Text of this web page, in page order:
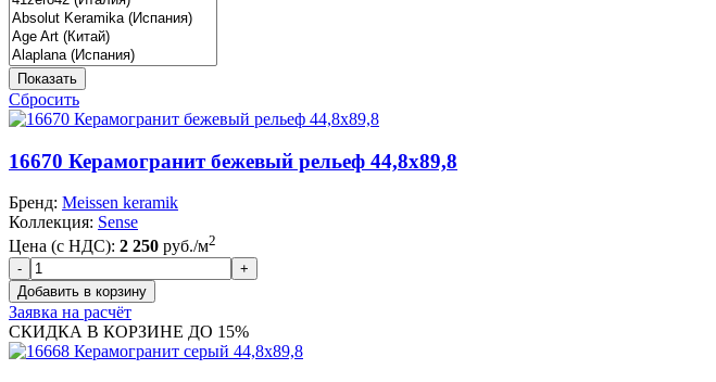
Показать
Сбросить
16670 Керамогранит бежевый рельеф 44,8x89,8
Бренд: Meissen keramik
Коллекция: Sense
Цена (с НДС): 2 250 руб./м2
Заявка на расчёт
СКИДКА В КОРЗИНЕ ДО 15%